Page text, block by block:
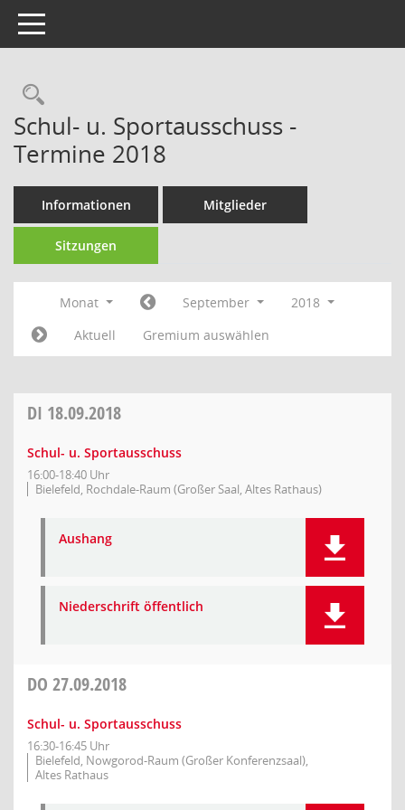
Toggle navigation
Rechercheauswahl
Schul- u. Sportausschuss -
Termine 2018
Informationen Mitglieder
Sitzungen
Monat September
2018
Aktuell
Gremium auswählen
DI 18.09.2018
Schul- u. Sportausschuss
16:00-18:40 Uhr
Bielefeld, Rochdale-Raum (Großer Saal, Altes Rathaus)
Aushang
Niederschrift öffentlich
DO 27.09.2018
Schul- u. Sportausschuss
16:30-16:45 Uhr
Bielefeld, Nowgorod-Raum (Großer Konferenzsaal),
Altes Rathaus